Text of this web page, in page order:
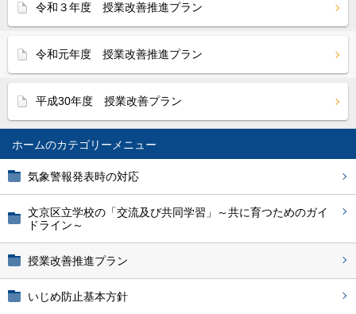
ホーム
気象警報発表時の対応
文京区立学校の「交流及び共同学習」～共に育つためのガイ
ドライン～
授業改善推進プラン
いじめ防止基本方針
令和３年度 授業改善推進プラン
令和元年度 授業改善推進プラン
平成30年度 授業改善プラン